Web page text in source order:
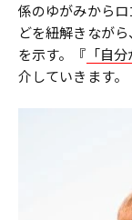
係のゆがみから
どを紐解きなが
を示す。『 「自
介していきます。